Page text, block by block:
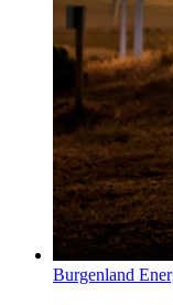
Burgenland